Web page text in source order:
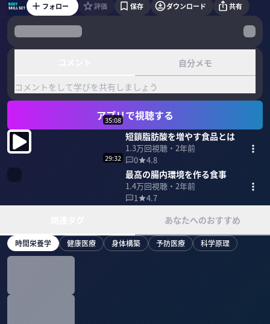
フォロー 評価 保存 ダウンロード 共有
自分メモ
コメントをして学びを共有しましょう
アプリで視聴する
35:08
短鎖脂肪酸を増やす食品とは
1.3万回視聴・ 2年前
0
4.8
29:32
最高の腸内環境を作る食事
1.4万回視聴・ 2年前
1
4.7
あなたへのおすすめ
時間栄養学 健康医療 身体構築 予防医療 科学原理